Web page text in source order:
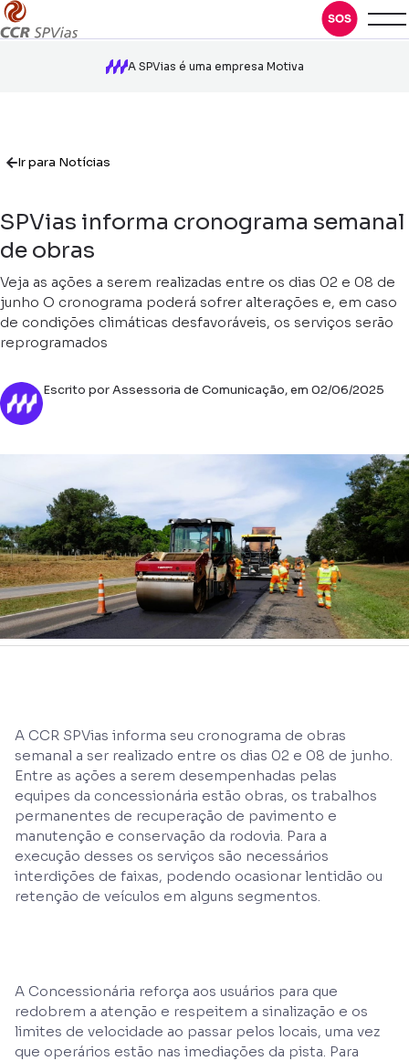
A SPVias é uma empresa Motiva
Ir para Notícias
SPVias informa cronograma semanal
de obras
Veja as ações a serem realizadas entre os dias 02 e 08 de
junho O cronograma poderá sofrer alterações e, em caso
de condições climáticas desfavoráveis, os serviços serão
reprogramados
Escrito por Assessoria de Comunicação, em 02/06/2025
A CCR SPVias informa seu cronograma de obras
semanal a ser realizado entre os dias 02 e 08 de junho.
Entre as ações a serem desempenhadas pelas
equipes da concessionária estão obras, os trabalhos
permanentes de recuperação de pavimento e
manutenção e conservação da rodovia. Para a
execução desses os serviços são necessários
interdições de faixas, podendo ocasionar lentidão ou
retenção de veículos em alguns segmentos.
A Concessionária reforça aos usuários para que
redobrem a atenção e respeitem a sinalização e os
limites de velocidade ao passar pelos locais, uma vez
que operários estão nas imediações da pista. Para